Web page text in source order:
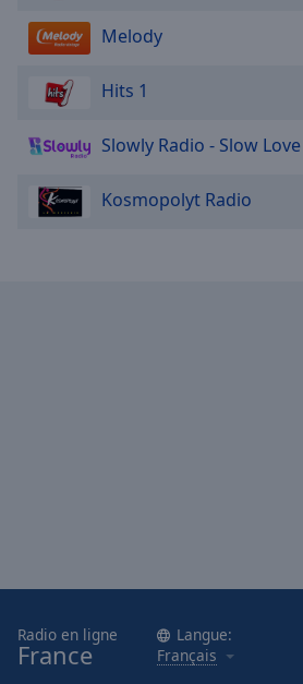
Melody
Hits 1
Slowly Radio - Slow Love
Kosmopolyt Radio
Radio en ligne
France
Langue:
Français